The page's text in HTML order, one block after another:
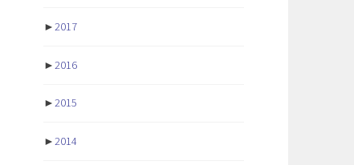
►2017
►2016
►2015
►2014